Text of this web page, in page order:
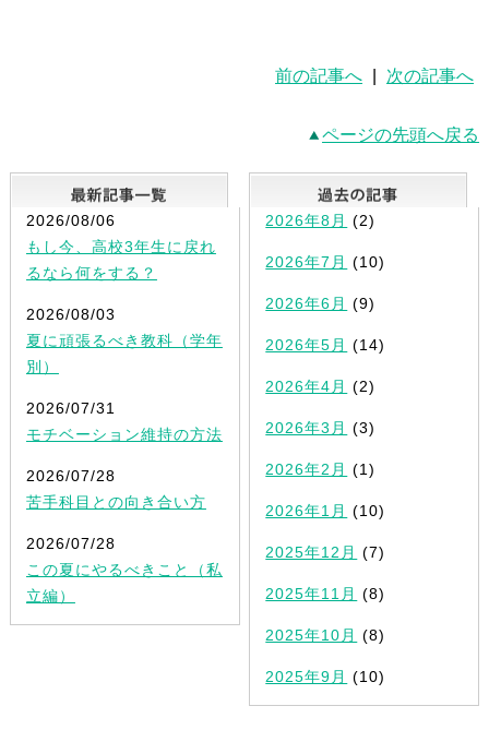
前の記事へ 次の記事へ
ページの先頭へ戻る
最新記事一覧
2026/08/06
もし今、高校3年生に戻れ
るなら何をする？
2026/08/03
夏に頑張るべき教科（学年
別）
2026/07/31
モチベーション維持の方法
2026/07/28
苦手科目との向き合い方
2026/07/28
この夏にやるべきこと（私
立編）
2026年8月 (2)
2026年7月 (10)
2026年6月 (9)
2026年5月 (14)
2026年4月 (2)
2026年3月 (3)
2026年2月 (1)
2026年1月 (10)
2025年12月 (7)
2025年11月 (8)
2025年10月 (8)
2025年9月 (10)